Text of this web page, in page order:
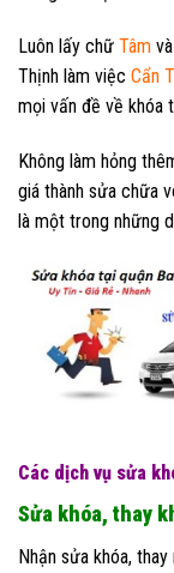
Luôn lấy chữ Tâm và
Thịnh làm việc Cẩn
mọi vấn đề về khóa
Không làm hỏng
giá thành sửa chữa
là một trong những
Các dịch vụ sửa
Sửa khóa, thay
Nhận sửa khóa,